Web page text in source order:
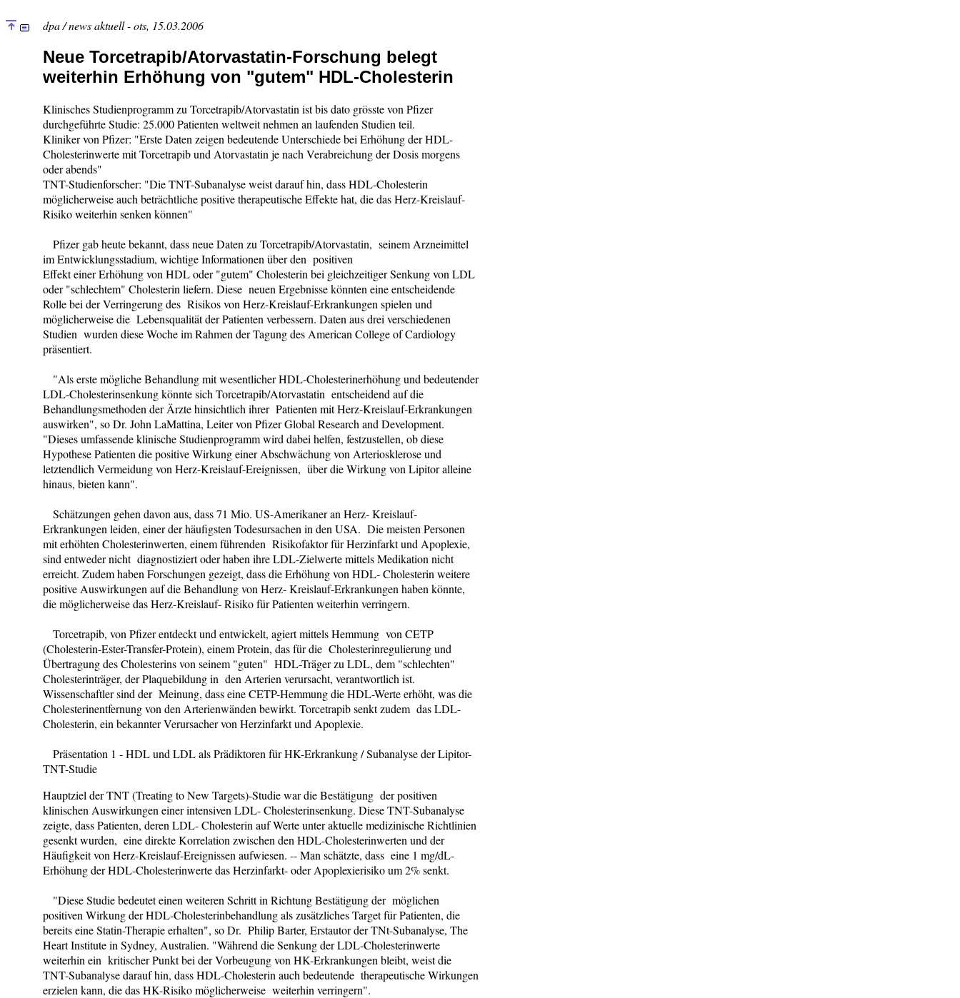
dpa / news aktuell - ots, 15.03.2006
Neue Torcetrapib/Atorvastatin-Forschung belegt
weiterhin Erhöhung von "gutem" HDL-Cholesterin
Klinisches Studienprogramm zu Torcetrapib/Atorvastatin ist bis dato grösste von Pfizer
durchgeführte Studie: 25.000 Patienten weltweit nehmen an laufenden Studien teil.
Kliniker von Pfizer: "Erste Daten zeigen bedeutende Unterschiede bei Erhöhung der HDL-
Cholesterinwerte mit Torcetrapib und Atorvastatin je nach Verabreichung der Dosis morgens
oder abends"
TNT-Studienforscher: "Die TNT-Subanalyse weist darauf hin, dass HDL-Cholesterin
möglicherweise auch beträchtliche positive therapeutische Effekte hat, die das Herz-Kreislauf-
Risiko weiterhin senken können"
Pfizer gab heute bekannt, dass neue Daten zu Torcetrapib/Atorvastatin, seinem Arzneimittel
im Entwicklungsstadium, wichtige Informationen über den positiven
Effekt einer Erhöhung von HDL oder "gutem" Cholesterin bei gleichzeitiger Senkung von LDL
oder "schlechtem" Cholesterin liefern. Diese neuen Ergebnisse könnten eine entscheidende
Rolle bei der Verringerung des Risikos von Herz-Kreislauf-Erkrankungen spielen und
möglicherweise die Lebensqualität der Patienten verbessern. Daten aus drei verschiedenen
Studien wurden diese Woche im Rahmen der Tagung des American College of Cardiology
präsentiert.
"Als erste mögliche Behandlung mit wesentlicher HDL-Cholesterinerhöhung und bedeutender
LDL-Cholesterinsenkung könnte sich Torcetrapib/Atorvastatin entscheidend auf die
Behandlungsmethoden der Ärzte hinsichtlich ihrer Patienten mit Herz-Kreislauf-Erkrankungen
auswirken", so Dr. John LaMattina, Leiter von Pfizer Global Research and Development.
"Dieses umfassende klinische Studienprogramm wird dabei helfen, festzustellen, ob diese
Hypothese Patienten die positive Wirkung einer Abschwächung von Arteriosklerose und
letztendlich Vermeidung von Herz-Kreislauf-Ereignissen, über die Wirkung von Lipitor alleine
hinaus, bieten kann".
Schätzungen gehen davon aus, dass 71 Mio. US-Amerikaner an Herz- Kreislauf-
Erkrankungen leiden, einer der häufigsten Todesursachen in den USA. Die meisten Personen
mit erhöhten Cholesterinwerten, einem führenden Risikofaktor für Herzinfarkt und Apoplexie,
sind entweder nicht diagnostiziert oder haben ihre LDL-Zielwerte mittels Medikation nicht
erreicht. Zudem haben Forschungen gezeigt, dass die Erhöhung von HDL- Cholesterin weitere
positive Auswirkungen auf die Behandlung von Herz- Kreislauf-Erkrankungen haben könnte,
die möglicherweise das Herz-Kreislauf- Risiko für Patienten weiterhin verringern.
Torcetrapib, von Pfizer entdeckt und entwickelt, agiert mittels Hemmung von CETP
(Cholesterin-Ester-Transfer-Protein), einem Protein, das für die Cholesterinregulierung und
Übertragung des Cholesterins von seinem "guten" HDL-Träger zu LDL, dem "schlechten"
Cholesterinträger, der Plaquebildung in den Arterien verursacht, verantwortlich ist.
Wissenschaftler sind der Meinung, dass eine CETP-Hemmung die HDL-Werte erhöht, was die
Cholesterinentfernung von den Arterienwänden bewirkt. Torcetrapib senkt zudem das LDL-
Cholesterin, ein bekannter Verursacher von Herzinfarkt und Apoplexie.
Präsentation 1 - HDL und LDL als Prädiktoren für HK-Erkrankung / Subanalyse der Lipitor-
TNT-Studie
Hauptziel der TNT (Treating to New Targets)-Studie war die Bestätigung der positiven
klinischen Auswirkungen einer intensiven LDL- Cholesterinsenkung. Diese TNT-Subanalyse
zeigte, dass Patienten, deren LDL- Cholesterin auf Werte unter aktuelle medizinische Richtlinien
gesenkt wurden, eine direkte Korrelation zwischen den HDL-Cholesterinwerten und der
Häufigkeit von Herz-Kreislauf-Ereignissen aufwiesen. -- Man schätzte, dass eine 1 mg/dL-
Erhöhung der HDL-Cholesterinwerte das Herzinfarkt- oder Apoplexierisiko um 2% senkt.
"Diese Studie bedeutet einen weiteren Schritt in Richtung Bestätigung der möglichen
positiven Wirkung der HDL-Cholesterinbehandlung als zusätzliches Target für Patienten, die
bereits eine Statin-Therapie erhalten", so Dr. Philip Barter, Erstautor der TNt-Subanalyse, The
Heart Institute in Sydney, Australien. "Während die Senkung der LDL-Cholesterinwerte
weiterhin ein kritischer Punkt bei der Vorbeugung von HK-Erkrankungen bleibt, weist die
TNT-Subanalyse darauf hin, dass HDL-Cholesterin auch bedeutende therapeutische Wirkungen
erzielen kann, die das HK-Risiko möglicherweise weiterhin verringern".